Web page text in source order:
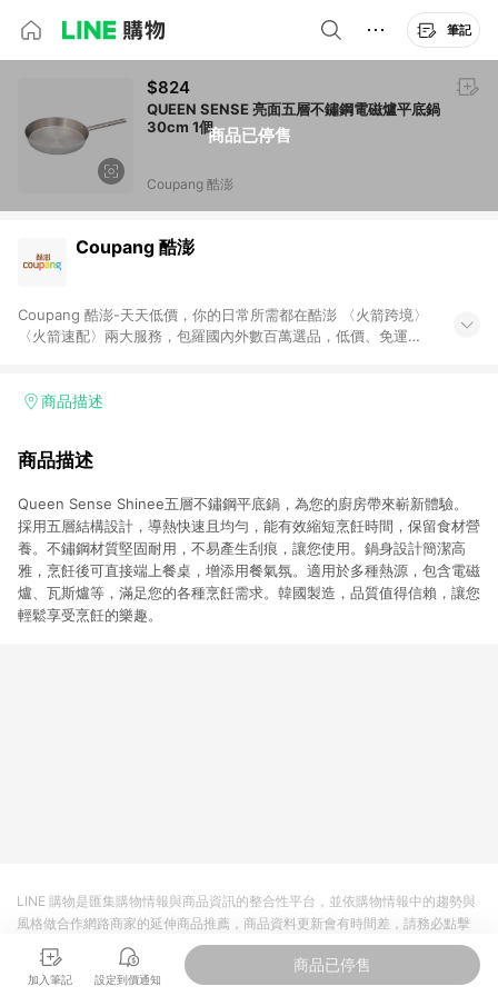
筆記
商品已停售
$824
QUEEN SENSE 亮面五層不鏽鋼電磁爐平底鍋
30cm 1個
Coupang 酷澎
Coupang 酷澎
Coupang 酷澎-天天低價，你的日常所需都在酷澎 〈火箭跨境〉
〈火箭速配〉兩大服務，包羅國內外數百萬選品，低價、免運，
加入WOW會員告別湊免運，火箭速配、火箭跨境優質選品不限金
商品描述
商品描述
Queen Sense Shinee五層不鏽鋼平底鍋，為您的廚房帶來嶄新體驗。
採用五層結構設計，導熱快速且均勻，能有效縮短烹飪時間，保留食材營
養。不鏽鋼材質堅固耐用，不易產生刮痕，讓您使用。鍋身設計簡潔高
雅，烹飪後可直接端上餐桌，增添用餐氣氛。適用於多種熱源，包含電磁
爐、瓦斯爐等，滿足您的各種烹飪需求。韓國製造，品質值得信賴，讓您
輕鬆享受烹飪的樂趣。
加入筆記 設定到價通知
商品已停售
LINE 購物是匯集購物情報與商品資訊的整合性平台，並依購物情報中的趨勢與
風格做合作網路商家的延伸商品推薦，商品資料更新會有時間差，請務必點擊
商品至各合作網路商家，確認現售價與購物條件，一切資訊以合作廠商網頁為
準。